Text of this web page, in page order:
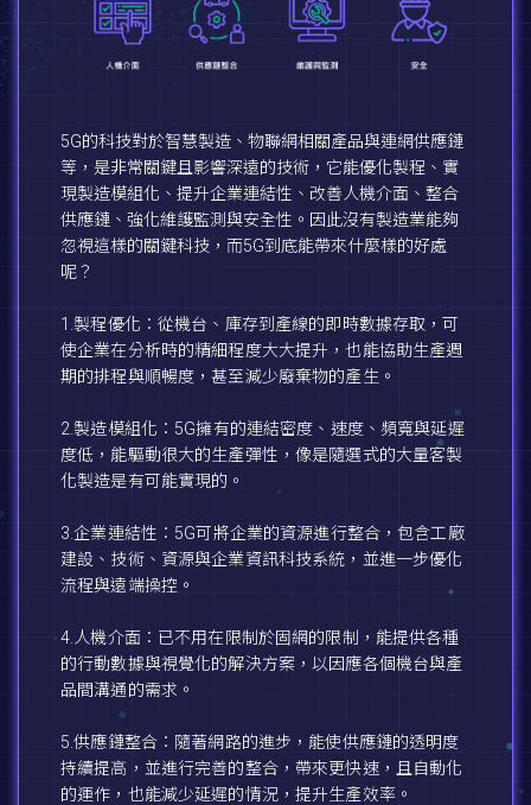
5G的科技對於智慧製造、物聯網相關產品與連網供應鏈
等，是非常關鍵且影響深遠的技術，它能優化製程、實
現製造模組化、提升企業連結性、改善人機介面、整合
供應鏈、強化維護監測與安全性。因此沒有製造業能夠
忽視這樣的關鍵科技，而5G到底能帶來什麼樣的好處
呢？
1.製程優化：從機台、庫存到產線的即時數據存取，可
使企業在分析時的精細程度大大提升，也能協助生產週
期的排程與順暢度，甚至減少廢棄物的產生。
2.製造模組化：5G擁有的連結密度、速度、頻寬與延遲
度低，能驅動很大的生產彈性，像是隨選式的大量客製
化製造是有可能實現的。
3.企業連結性：5G可將企業的資源進行整合，包含工廠
建設、技術、資源與企業資訊科技系統，並進一步優化
流程與遠端操控。
4.人機介面：已不用在限制於固網的限制，能提供各種
的行動數據與視覺化的解決方案，以因應各個機台與產
品間溝通的需求。
5.供應鏈整合：隨著網路的進步，能使供應鏈的透明度
持續提高，並進行完善的整合，帶來更快速，且自動化
的運作，也能減少延遲的情況，提升生產效率。